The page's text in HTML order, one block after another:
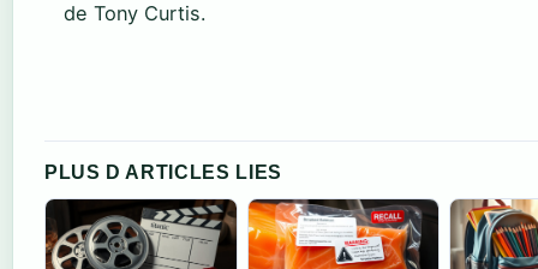
de Tony Curtis.
PLUS D ARTICLES LIES